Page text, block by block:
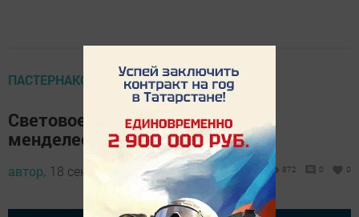
ПАСТЕРНАКОВСКИЕ ЧТЕНИЯ
Световое шествие объединит
менделеевцев
автор, 18 сентября 2024 - 16:33 872 0 0